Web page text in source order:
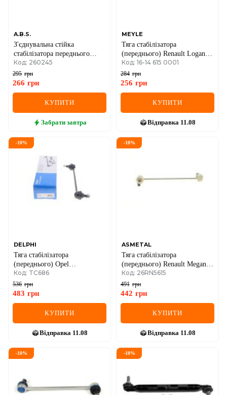
A.B.S.
З'єднувальна стійка
стабілізатора переднього
Renault Trafic II + III
Код: 260245
295 грн
266 грн
КУПИТИ
Забрати завтра
MEYLE
Тяга стабілізатора
(переднього) Renault Logan
04-
Код: 16-14 615 0001
284 грн
256 грн
КУПИТИ
Відправка 11.08
-10%
DELPHI
Тяга стабілізатора
(переднього) Opel
Combo/Corsa C 00-/Meriva A
03-10/Vectra B 95-03/Saab 9-5
97-09
Код: TC686
536 грн
483 грн
КУПИТИ
Відправка 11.08
-10%
ASMETAL
Тяга стабілізатора
(переднього) Renault Megane
III 08-
Код: 26RN5615
491 грн
442 грн
КУПИТИ
Відправка 11.08
-10% -10%